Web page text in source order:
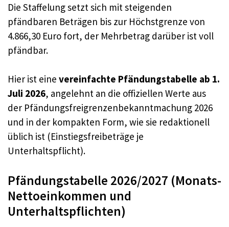
Die Staffelung setzt sich mit steigenden
pfändbaren Beträgen bis zur Höchstgrenze von
4.866,30 Euro fort, der Mehrbetrag darüber ist voll
pfändbar.
Hier ist eine vereinfachte Pfändungstabelle ab 1.
Juli 2026, angelehnt an die offiziellen Werte aus
der Pfändungsfreigrenzenbekanntmachung 2026
und in der kompakten Form, wie sie redaktionell
üblich ist (Einstiegsfreibeträge je
Unterhaltspflicht).
Pfändungstabelle 2026/2027 (Monats-
Nettoeinkommen und
Unterhaltspflichten)